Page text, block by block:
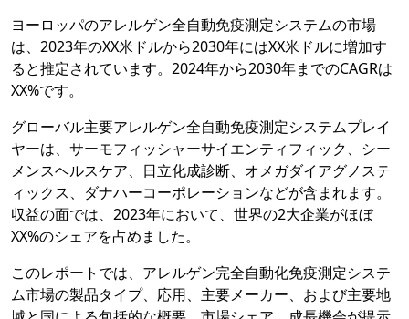
ヨーロッパのアレルゲン全自動免疫測定システムの市場
は、2023年のXX米ドルから2030年にはXX米ドルに増加す
ると推定されています。2024年から2030年までのCAGRは
XX%です。
グローバル主要アレルゲン全自動免疫測定システムプレイ
ヤーは、サーモフィッシャーサイエンティフィック、シー
メンスヘルスケア、日立化成診断、オメガダイアグノステ
ィックス、ダナハーコーポレーションなどが含まれます。
収益の面では、2023年において、世界の2大企業がほぼ
XX%のシェアを占めました。
このレポートでは、アレルゲン完全自動化免疫測定システ
ム市場の製品タイプ、応用、主要メーカー、および主要地